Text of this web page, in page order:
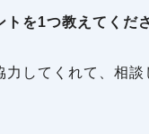
を1つ教えてくだ
してくれて、相